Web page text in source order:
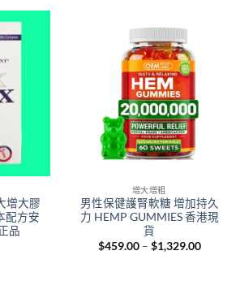
增大膠
配方安
品
增大增粗
男性保健護腎軟糖 增加持久
力 HEMP GUMMIES 香港現
貨
$459.00 – $1,329.00Price